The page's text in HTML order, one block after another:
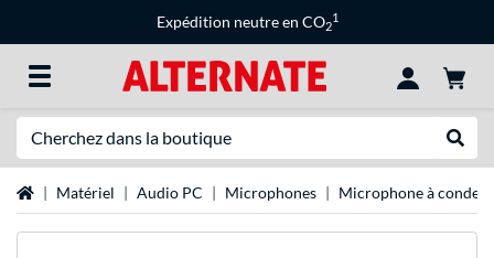
Expédition neutre en CO2
1
Page d'accueil
Matériel Audio PC Microphones Microphone à